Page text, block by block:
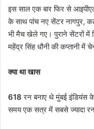
इस साल एक बार फिर से
के साथ पांच नए सेंटर नागपुर,
भी मैच खेले गए। पुराने सेंटरों में
महेंद्र सिंह धौनी की कप्तानी में
क्या था खास
618रन बनाए थे मुंबई
समय एक सत्र में सबसे ज्यादा रन